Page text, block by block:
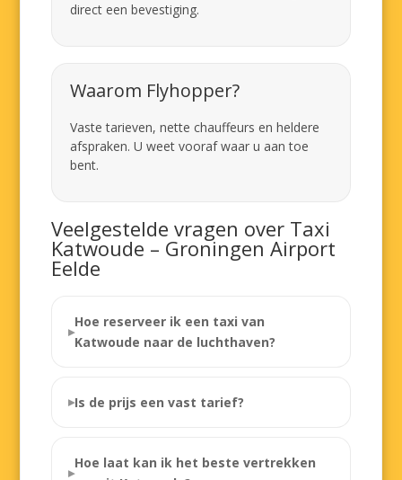
direct een bevestiging.
Waarom Flyhopper?
Vaste tarieven, nette chauffeurs en heldere
afspraken. U weet vooraf waar u aan toe
bent.
Veelgestelde vragen over Taxi
Katwoude – Groningen Airport
Eelde
Hoe reserveer ik een taxi van
Katwoude naar de luchthaven?
Is de prijs een vast tarief?
Hoe laat kan ik het beste vertrekken